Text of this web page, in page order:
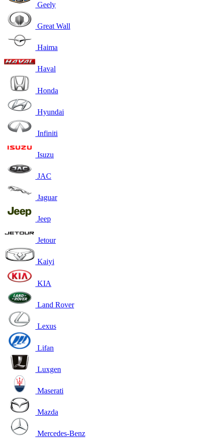
Geely
Great Wall
Haima
Haval
Honda
Hyundai
Infiniti
Isuzu
JAC
Jaguar
Jeep
Jetour
Kaiyi
KIA
Land Rover
Lexus
Lifan
Luxgen
Maserati
Mazda
Mercedes-Benz